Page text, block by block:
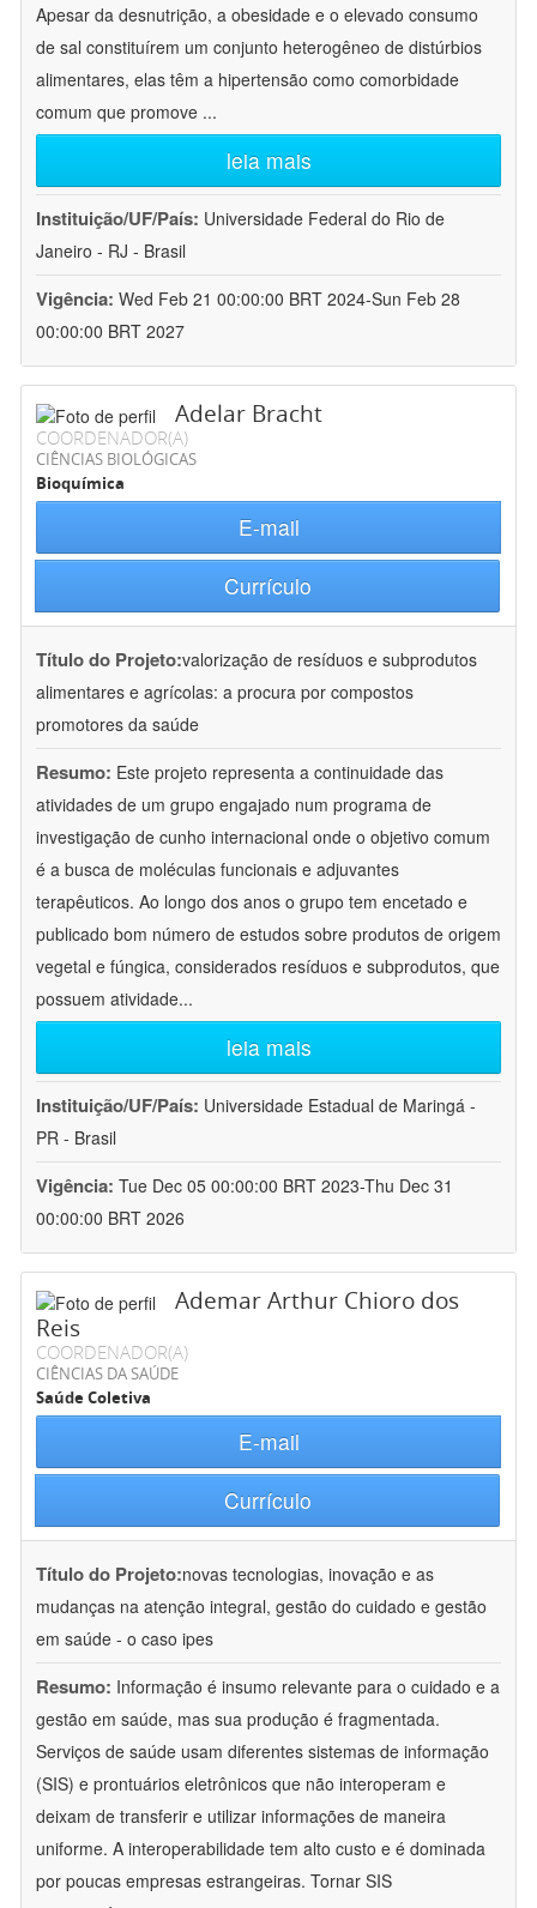
Apesar da desnutrição, a obesidade e o elevado consumo
de sal constituírem um conjunto heterogêneo de distúrbios
alimentares, elas têm a hipertensão como comorbidade
comum que promove ...
leia mais
Instituição/UF/País: Universidade Federal do Rio de
Janeiro - RJ - Brasil
Vigência: Wed Feb 21 00:00:00 BRT 2024-Sun Feb 28
00:00:00 BRT 2027
Adelar Bracht
COORDENADOR(A)
CIÊNCIAS BIOLÓGICAS
Bioquímica
E-mail
Currículo
Título do Projeto:valorização de resíduos e subprodutos
alimentares e agrícolas: a procura por compostos
promotores da saúde
Resumo: Este projeto representa a continuidade das
atividades de um grupo engajado num programa de
investigação de cunho internacional onde o objetivo comum
é a busca de moléculas funcionais e adjuvantes
terapêuticos. Ao longo dos anos o grupo tem encetado e
publicado bom número de estudos sobre produtos de origem
vegetal e fúngica, considerados resíduos e subprodutos, que
possuem atividade...
leia mais
Instituição/UF/País: Universidade Estadual de Maringá -
PR - Brasil
Vigência: Tue Dec 05 00:00:00 BRT 2023-Thu Dec 31
00:00:00 BRT 2026
Ademar Arthur Chioro dos
Reis
COORDENADOR(A)
CIÊNCIAS DA SAÚDE
Saúde Coletiva
E-mail
Currículo
Título do Projeto:novas tecnologias, inovação e as
mudanças na atenção integral, gestão do cuidado e gestão
em saúde - o caso ipes
Resumo: Informação é insumo relevante para o cuidado e a
gestão em saúde, mas sua produção é fragmentada.
Serviços de saúde usam diferentes sistemas de informação
(SIS) e prontuários eletrônicos que não interoperam e
deixam de transferir e utilizar informações de maneira
uniforme. A interoperabilidade tem alto custo e é dominada
por poucas empresas estrangeiras. Tornar SIS